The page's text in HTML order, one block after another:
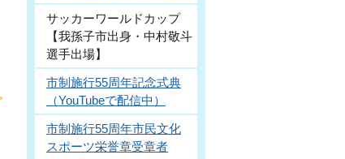
サッカーワールドカップ
【我孫子市出身・中村敬斗
選手出場】
市制施行55周年記念式典
（YouTubeで配信中）
市制施行55周年市民文化
スポーツ栄誉章受章者